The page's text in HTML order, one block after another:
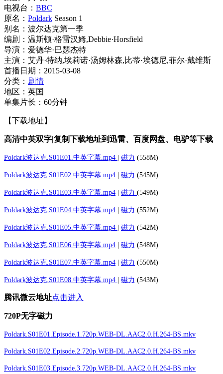
电视台： BBC
原名： Poldark Season 1
别名：波尔达克第一季
编剧：温斯顿·格雷汉姆,Debbie·Horsfield
导演：爱德华·巴瑟杰特
主演：艾丹·特纳,埃莉诺·汤姆林森,比蒂·埃德尼,菲尔·戴维斯
首播日期：2015-03-08
分类： 剧情
地区：英国
单集片长：60分钟
【下载地址】
高清中英双字|复制下载地址到迅雷、百度网盘、电驴等下载
Poldark波达克.S01E01.中英字幕.mp4 磁力 (558M)
Poldark波达克.S01E02.中英字幕.mp4 磁力 (545M)
Poldark波达克.S01E03.中英字幕.mp4 磁力 (549M)
Poldark波达克.S01E04.中英字幕.mp4 磁力 (552M)
Poldark波达克.S01E05.中英字幕.mp4 磁力 (542M)
Poldark波达克.S01E06.中英字幕.mp4 磁力 (548M)
Poldark波达克.S01E07.中英字幕.mp4 磁力 (550M)
Poldark波达克.S01E08.中英字幕.mp4 磁力 (543M)
腾讯微云地址点击进入
720P无字磁力
Poldark.S01E01.Episode.1.720p.WEB-DL.AAC2.0.H.264-BS.mkv
Poldark.S01E02.Episode.2.720p.WEB-DL.AAC2.0.H.264-BS.mkv
Poldark.S01E03.Episode.3.720p.WEB-DL.AAC2.0.H.264-BS.mkv